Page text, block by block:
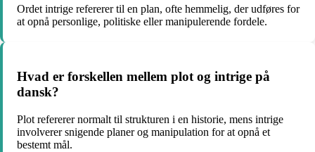
Ordet intrige refererer til en plan, ofte hemmelig, der udføres for
at opnå personlige, politiske eller manipulerende fordele.
Hvad er forskellen mellem plot og intrige på
dansk?
Plot refererer normalt til strukturen i en historie, mens intrige
involverer snigende planer og manipulation for at opnå et
bestemt mål.